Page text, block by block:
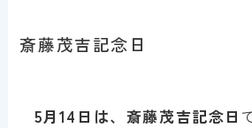
斎藤茂吉記念日
5月14日は、斎藤茂吉記念日